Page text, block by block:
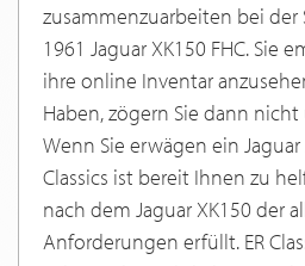
zusammenzuarbeiten bei der
1961 Jaguar XK150 FHC. Sie
ihre online Inventar
Haben, zögern Sie dann
Wenn Sie erwägen ein Jaguar
Classics ist bereit Ihnen zu
nach dem Jaguar XK150 der
Anforderungen erfüllt. ER